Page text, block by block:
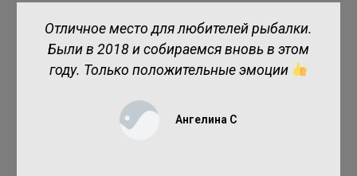
Отличное место для любителей рыбалки.
Были в 2018 и собираемся вновь в этом
году. Только положительные эмоции
Ангелина С